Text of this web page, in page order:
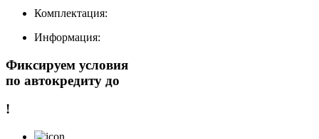
Комплектация:
Информация:
Фиксируем условия
по автокредиту до
!